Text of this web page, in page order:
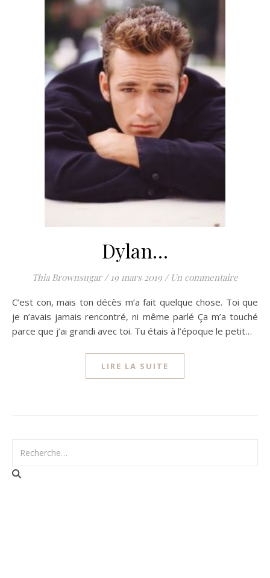
Dylan…
Thia Brownsugar / 19 mars 2019 / Un commentaire
C’est con, mais ton décès m’a fait quelque chose. Toi que
je n’avais jamais rencontré, ni même parlé Ça m’a touché
parce que j’ai grandi avec toi. Tu étais à l’époque le petit…
LIRE LA SUITE